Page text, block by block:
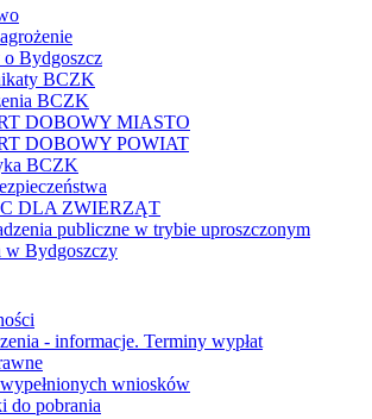
Bydgoszcz
BCZK
BCZK
DOBOWY MIASTO
DOBOWY POWIAT
BCZK
DLA ZWIERZĄT
publiczne w trybie uproszczonym
w Bydgoszczy
- informacje. Terminy wypłat
wniosków
do pobrania